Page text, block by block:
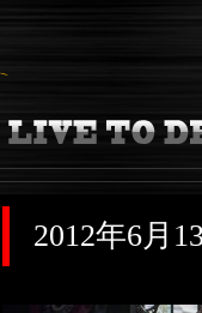
2012年6月